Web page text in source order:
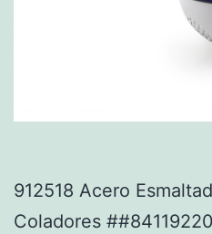
912518 Acero
Coladores